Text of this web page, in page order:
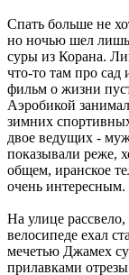
Спать больше не
но ночью шел лишь
суры из Корана.
что-то там про
фильм о жизни
Аэробикой
зимних
двое ведущих -
показывали реже,
общем, иранское
очень интересным.
На улице
велосипеде ехал
мечетью Джамех
прилавками